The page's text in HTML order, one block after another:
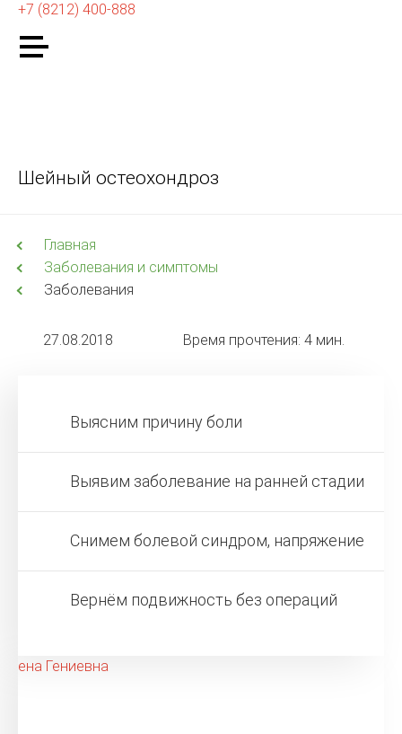
+7 (8212) 400-888
Шейный остеохондроз
Главная
Заболевания и симптомы
Заболевания
27.08.2018 Время прочтения: 4 мин.
Выясним причину боли
Выявим заболевание на ранней стадии
Снимем болевой синдром, напряжение
Вернём подвижность без операций